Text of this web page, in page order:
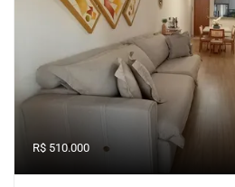
R$ 510.000